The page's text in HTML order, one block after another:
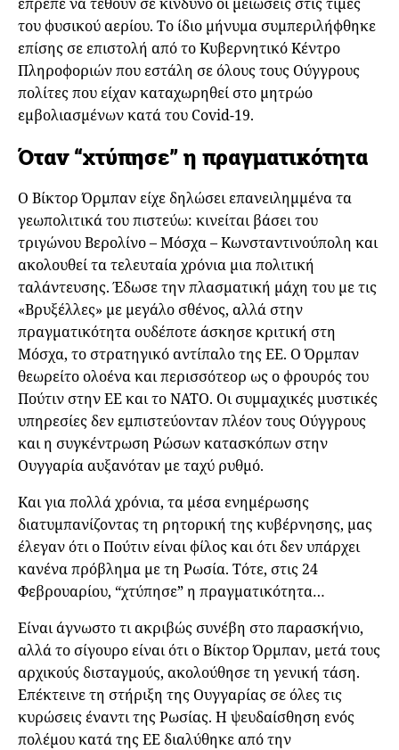
του φυσικού αερίου. Το ίδιο μήνυμα συμπεριλήφθηκε
επίσης σε επιστολή από το Κυβερνητικό Κέντρο
Πληροφοριών που εστάλη σε όλους τους Ούγγρους
πολίτες που είχαν καταχωρηθεί στο μητρώο
εμβολιασμένων κατά του Covid-19.
Όταν “χτύπησε” η πραγματικότητα
Ο Βίκτορ Όρμπαν είχε δηλώσει επανειλημμένα τα
γεωπολιτικά του πιστεύω: κινείται βάσει του
τριγώνου Βερολίνο – Μόσχα – Κωνσταντινούπολη και
ακολουθεί τα τελευταία χρόνια μια πολιτική
ταλάντευσης. Έδωσε την πλασματική μάχη του με τις
«Βρυξέλλες» με μεγάλο σθένος, αλλά στην
πραγματικότητα ουδέποτε άσκησε κριτική στη
Μόσχα, το στρατηγικό αντίπαλο της ΕΕ. Ο Όρμπαν
θεωρείτο ολοένα και περισσότεορ ως ο φρουρός του
Πούτιν στην ΕΕ και το ΝΑΤΟ. Οι συμμαχικές μυστικές
υπηρεσίες δεν εμπιστεύονταν πλέον τους Ούγγρους
και η συγκέντρωση Ρώσων κατασκόπων στην
Ουγγαρία αυξανόταν με ταχύ ρυθμό.
Και για πολλά χρόνια, τα μέσα ενημέρωσης
διατυμπανίζοντας τη ρητορική της κυβέρνησης, μας
έλεγαν ότι ο Πούτιν είναι φίλος και ότι δεν υπάρχει
κανένα πρόβλημα με τη Ρωσία. Τότε, στις 24
Φεβρουαρίου, “χτύπησε” η πραγματικότητα…
Είναι άγνωστο τι ακριβώς συνέβη στο παρασκήνιο,
αλλά το σίγουρο είναι ότι ο Βίκτορ Όρμπαν, μετά τους
αρχικούς δισταγμούς, ακολούθησε τη γενική τάση.
Επέκτεινε τη στήριξη της Ουγγαρίας σε όλες τις
κυρώσεις έναντι της Ρωσίας. Η ψευδαίσθηση ενός
πολέμου κατά της ΕΕ διαλύθηκε από την